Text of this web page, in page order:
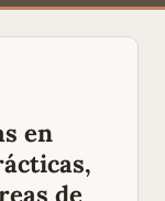
en
de